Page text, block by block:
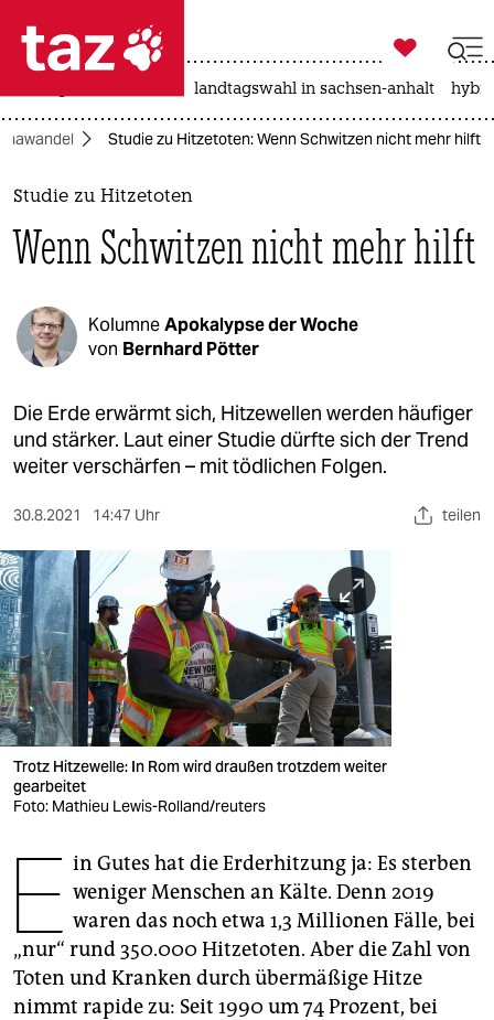
 taz zahl ich
taz zahl ich
themen
politik
öko
gesellschaft
kultur
sport
nord
wahrheit
verlag
verlag
veranstaltungen
shop
fragen & hilfe
unterstützen
genossenschaft

taz zahl ich
landtagswahl in sachsen-anhalt
Studie zu Hitzetoten: Wenn Schwitzen nicht mehr hilft
Studie zu Hitzetoten
Wenn Schwitzen nicht mehr hilft
KolumneApokalypse der Woche
von Bernhard Pötter
Die Erde erwärmt sich, Hitzewellen werden häufiger
und stärker. Laut einer Studie dürfte sich der Trend
weiter verschärfen – mit tödlichen Folgen.
30.8.2021 14:47 Uhr teilen
Trotz Hitzewelle: In Rom wird draußen trotzdem weiter
gearbeitet
Foto: Mathieu Lewis-Rolland/reuters
E in Gutes hat die Erderhitzung ja: Es sterben
weniger Menschen an Kälte. Denn 2019
waren das noch etwa 1,3 Millionen Fälle, bei
„nur“ rund 350.000 Hitzetoten. Aber die Zahl von
Toten und Kranken durch übermäßige Hitze
nimmt rapide zu: Seit 1990 um 74 Prozent, bei